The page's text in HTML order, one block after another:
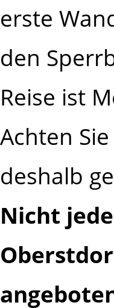
erste
den
Reise ist
Achten
deshalb
Nicht